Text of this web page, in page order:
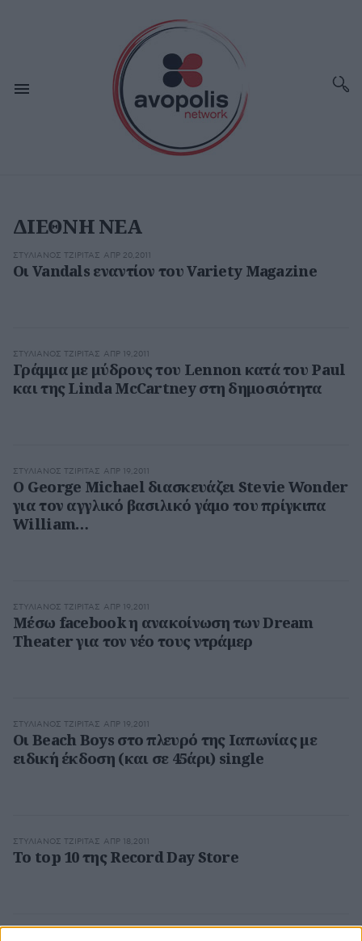
ΔΙΕΘΝΗ ΝΕΑ
ΣΤΥΛΙΑΝΌΣ ΤΖΙΡΊΤΑΣ ΑΠΡ 20,2011
Οι Vandals εναντίον του Variety Magazine
ΣΤΥΛΙΑΝΌΣ ΤΖΙΡΊΤΑΣ ΑΠΡ 19,2011
Γράμμα με μύδρους του Lennon κατά του Paul
και της Linda McCartney στη δημοσιότητα
ΣΤΥΛΙΑΝΌΣ ΤΖΙΡΊΤΑΣ ΑΠΡ 19,2011
O George Michael διασκευάζει Stevie Wonder
για τον αγγλικό βασιλικό γάμο του πρίγκιπα
William…
ΣΤΥΛΙΑΝΌΣ ΤΖΙΡΊΤΑΣ ΑΠΡ 19,2011
Μέσω facebook η ανακοίνωση των Dream
Theater για τον νέο τους ντράμερ
ΣΤΥΛΙΑΝΌΣ ΤΖΙΡΊΤΑΣ ΑΠΡ 19,2011
Οι Beach Boys στο πλευρό της Ιαπωνίας με
ειδική έκδοση (και σε 45άρι) single
ΣΤΥΛΙΑΝΌΣ ΤΖΙΡΊΤΑΣ ΑΠΡ 18,2011
Το top 10 της Record Day Store